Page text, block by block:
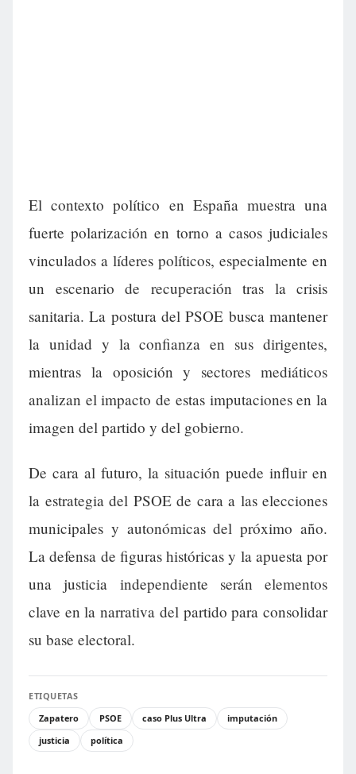
El contexto político en España muestra una
fuerte polarización en torno a casos judiciales
vinculados a líderes políticos, especialmente en
un escenario de recuperación tras la crisis
sanitaria. La postura del PSOE busca mantener
la unidad y la confianza en sus dirigentes,
mientras la oposición y sectores mediáticos
analizan el impacto de estas imputaciones en la
imagen del partido y del gobierno.
De cara al futuro, la situación puede influir en
la estrategia del PSOE de cara a las elecciones
municipales y autonómicas del próximo año.
La defensa de figuras históricas y la apuesta por
una justicia independiente serán elementos
clave en la narrativa del partido para consolidar
su base electoral.
ETIQUETAS
Zapatero
PSOE caso Plus Ultra
imputación
justicia
política